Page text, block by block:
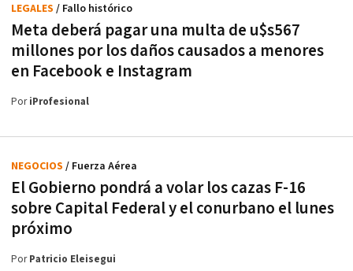
Meta deberá pagar una multa de u$s567
millones por los daños causados a menores
en Facebook e Instagram
LEGALES / Fallo histórico
PoriProfesional
El Gobierno pondrá a volar los cazas F-16
sobre Capital Federal y el conurbano el lunes
próximo
NEGOCIOS / Fuerza Aérea
PorPatricio Eleisegui